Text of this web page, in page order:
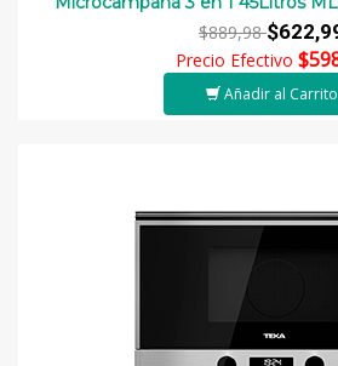
$889,98
Precio Efectivo
Añadir al Carrito